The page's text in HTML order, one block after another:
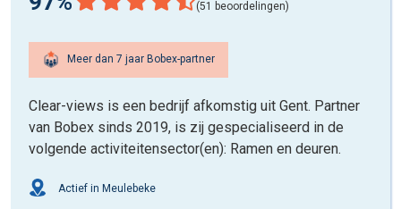
(51 beoordelingen)
Meer dan 7 jaar Bobex-partner
Clear-views is een bedrijf afkomstig uit Gent. Partner
van Bobex sinds 2019, is zij gespecialiseerd in de
volgende activiteitensector(en): Ramen en deuren.
Actief in Meulebeke